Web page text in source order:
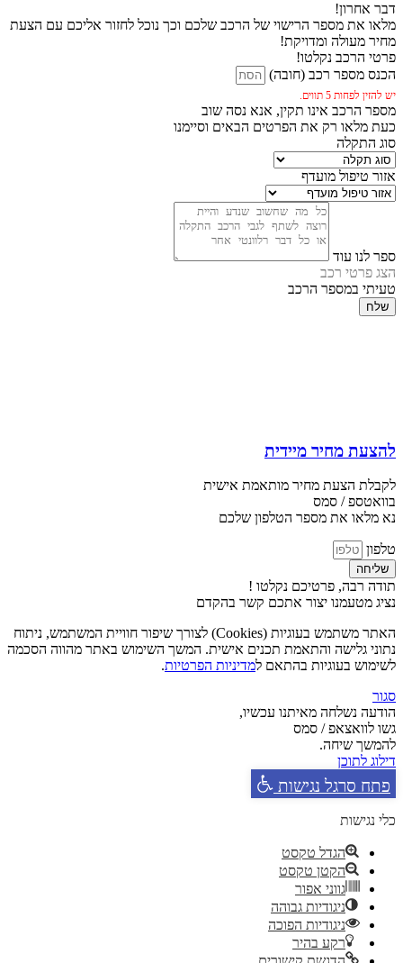
דבר אחרון!
מלאו את מספר הרישוי של הרכב שלכם וכך נוכל לחזור אליכם עם הצעת
מחיר מעולה ומדויקת!
פרטי הרכב נקלטו!
הכנס מספר רכב (חובה)
יש להזין לפחות 5 תווים.
מספר הרכב אינו תקין, אנא נסה שוב
כעת מלאו רק את הפרטים הבאים וסיימנו
סוג התקלה
אזור טיפול מועדף
ספר לנו עוד
הצג פרטי רכב
טעיתי במספר הרכב
שלח
להצעת מחיר מיידית
לקבלת הצעת מחיר מותאמת אישית
בוואטספ / סמס
נא מלאו את מספר הטלפון שלכם
טלפון
שליחה
תודה רבה, פרטיכם נקלטו !
נציג מטעמנו יצור אתכם קשר בהקדם
האתר משתמש בעוגיות (Cookies) לצורך שיפור חוויית המשתמש, ניתוח
נתוני גלישה והתאמת תכנים אישית. המשך השימוש באתר מהווה הסכמה
לשימוש בעוגיות בהתאם למדיניות הפרטיות.
סגור
הודעה נשלחה מאיתנו עכשיו,
גשו לוואצאפ / סמס
להמשך שיחה.
דילוג לתוכן
פתח סרגל נגישות
כלי נגישות
הגדל טקסט
הקטן טקסט
גווני אפור
ניגודיות גבוהה
ניגודיות הפוכה
רקע בהיר